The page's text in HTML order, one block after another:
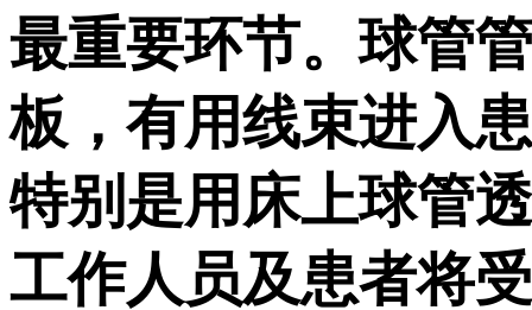
最重要环节。球管
板，有用线束进入
特别是用床上球管
工作人员及患者将